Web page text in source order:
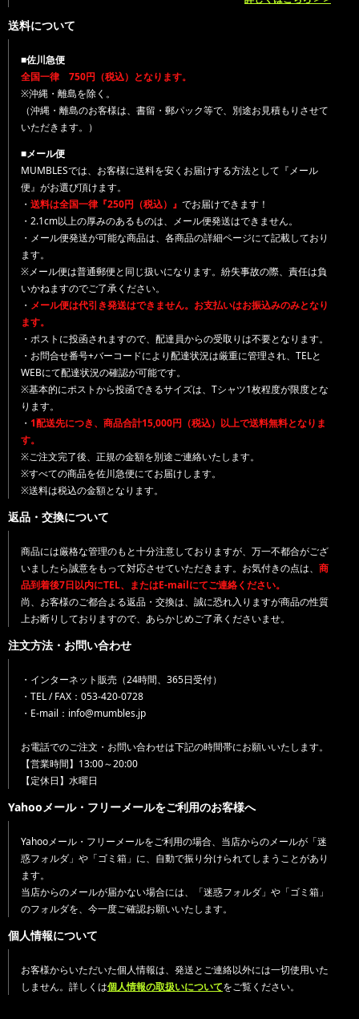
送料について
■佐川急便
全国一律 750円（税込）となります。
※沖縄・離島を除く。
（沖縄・離島のお客様は、書留・郵パック等で、別途お見積もりさせて
いただきます。）
■メール便
MUMBLESでは、お客様に送料を安くお届けする方法として『メール
便』がお選び頂けます。
・ 送料は全国一律『250円（税込）』 でお届けできます！
・2.1cm以上の厚みのあるものは、メール便発送はできません。
・メール便発送が可能な商品は、各商品の詳細ページにて記載しており
ます。
※メール便は普通郵便と同じ扱いになります。紛失事故の際、責任は負
いかねますのでご了承ください。
・ メール便は代引き発送はできません。お支払いはお振込みのみとなり
ます。
・ポストに投函されますので、配達員からの受取りは不要となります。
・お問合せ番号+バーコードにより配達状況は厳重に管理され、TELと
WEBにて配達状況の確認が可能です。
※基本的にポストから投函できるサイズは、Tシャツ1枚程度が限度とな
ります。
・ 1配送先につき、商品合計15,000円（税込）以上で送料無料となりま
す。
※ご注文完了後、正規の金額を別途ご連絡いたします。
※すべての商品を佐川急便にてお届けします。
※送料は税込の金額となります。
返品・交換について
商品には厳格な管理のもと十分注意しておりますが、万一不都合がござ
いましたら誠意をもって対応させていただきます。お気付きの点は、 商
品到着後7日以内にTEL、またはE-mailにてご連絡ください。
尚、お客様のご都合よる返品・交換は、誠に恐れ入りますが商品の性質
上お断りしておりますので、あらかじめご了承くださいませ。
注文方法・お問い合わせ
・インターネット販売（24時間、365日受付）
・TEL / FAX：053-420-0728
・E-mail：info@mumbles.jp
お電話でのご注文・お問い合わせは下記の時間帯にお願いいたします。
【営業時間】13:00～20:00
【定休日】水曜日
Yahooメール・フリーメールをご利用のお客様へ
Yahooメール・フリーメールをご利用の場合、当店からのメールが「迷
惑フォルダ」や「ゴミ箱」に、自動で振り分けられてしまうことがあり
ます。
当店からのメールが届かない場合には、「迷惑フォルダ」や「ゴミ箱」
のフォルダを、今一度ご確認お願いいたします。
個人情報について
お客様からいただいた個人情報は、発送とご連絡以外には一切使用いた
しません。詳しくは個人情報の取扱いについてをご覧ください。